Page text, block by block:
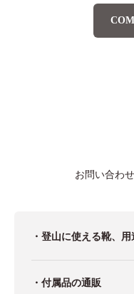
お問い合わ
・登山に使える靴、
・付属品の通販